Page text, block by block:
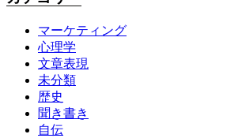
マーケティング
心理学
文章表現
未分類
歴史
聞き書き
自伝